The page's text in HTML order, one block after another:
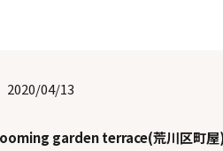
2020/04/13
garden terrace(荒川区町屋